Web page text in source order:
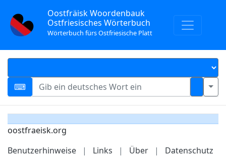
Oostfräisk Woordenbauk
Ostfriesisches Wörterbuch
Wörterbuch fürs Ostfriesische Platt
oostfraeisk.org
Benutzerhinweise
| Links | Über | Datenschutz